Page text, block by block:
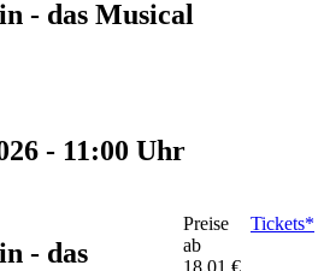
- das Musical
- 11:00 Uhr
- das
Preise
ab
18,01 €
Tickets*